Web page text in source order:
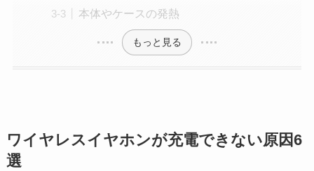
本体やケースの発熱
もっと見る
ワイヤレスイヤホンが充電できない原因6
選